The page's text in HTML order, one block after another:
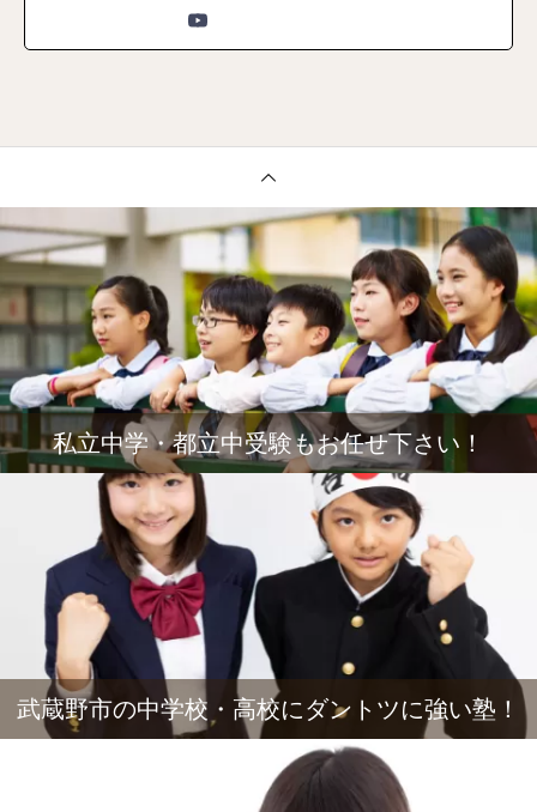
私立中学・都立中受験もお任せ下さい！
武蔵野市の中学校・高校にダントツに強い塾！